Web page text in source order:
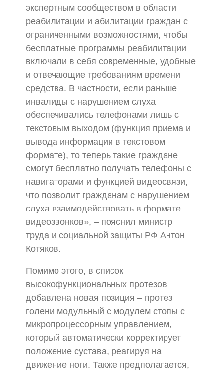
экспертным сообществом в области
реабилитации и абилитации граждан с
ограниченными возможностями, чтобы
бесплатные программы реабилитации
включали в себя современные, удобные
и отвечающие требованиям времени
средства. В частности, если раньше
инвалиды с нарушением слуха
обеспечивались телефонами лишь с
текстовым выходом (функция приема и
вывода информации в текстовом
формате), то теперь такие граждане
смогут бесплатно получать телефоны с
навигаторами и функцией видеосвязи,
что позволит гражданам с нарушением
слуха взаимодействовать в формате
видеозвонков», – пояснил министр
труда и социальной защиты РФ Антон
Котяков.
Помимо этого, в список
высокофункциональных протезов
добавлена новая позиция – протез
голени модульный с модулем стопы с
микропроцессорным управлением,
который автоматически корректирует
положение сустава, реагируя на
движение ноги. Также предполагается,